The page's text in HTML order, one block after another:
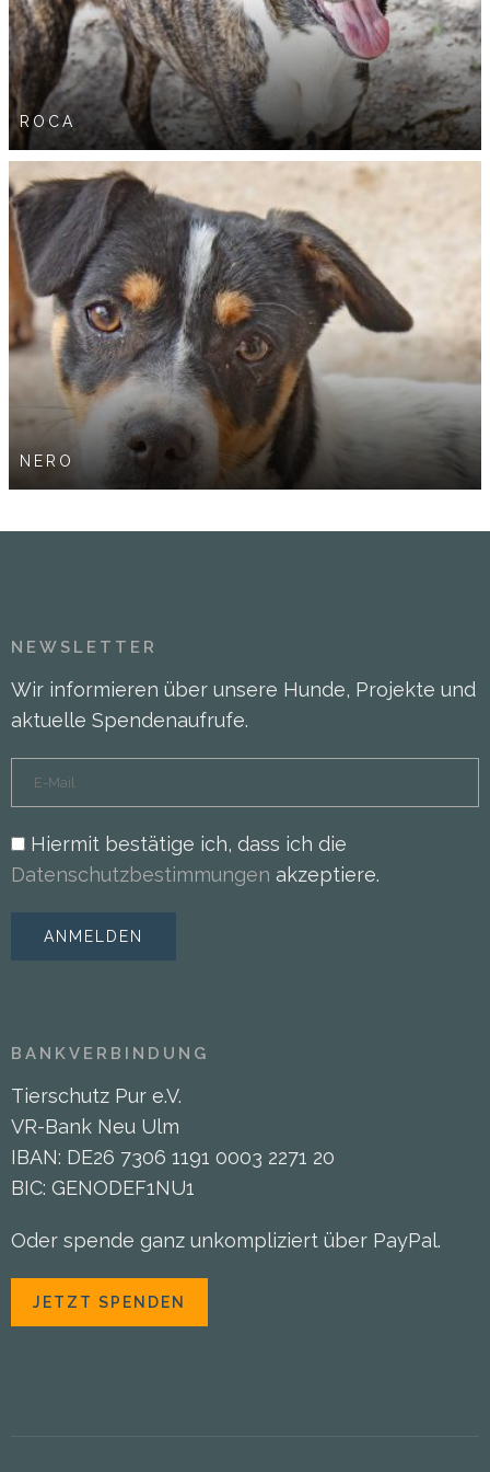
ROCA
NERO
NEWSLETTER
Wir informieren über unsere Hunde, Projekte und
aktuelle Spendenaufrufe.
Hiermit bestätige ich, dass ich die
Datenschutzbestimmungen akzeptiere.
BANKVERBINDUNG
Tierschutz Pur e.V.
VR-Bank Neu Ulm
IBAN: DE26 7306 1191 0003 2271 20
BIC: GENODEF1NU1
Oder spende ganz unkompliziert über PayPal.
JETZT SPENDEN